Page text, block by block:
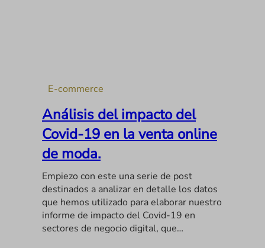
E-commerce
Análisis del impacto del
Covid-19 en la venta online
de moda.
Empiezo con este una serie de post
destinados a analizar en detalle los datos
que hemos utilizado para elaborar nuestro
informe de impacto del Covid-19 en
sectores de negocio digital, que…